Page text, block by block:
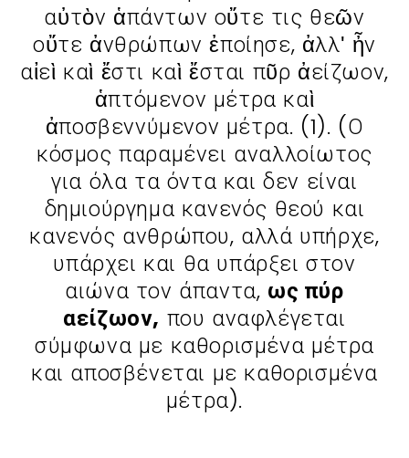
αὐτὸν ἁπάντων οὔτε τις θεῶν
οὔτε ἀνθρώπων ἐποίησε, ἀλλʹ ἦν
αἰεὶ καὶ ἔστι καὶ ἔσται πῦρ ἀείζωον,
ἁπτόμενον μέτρα καὶ
ἀποσβεννύμενον μέτρα. (1). (Ο
κόσμος παραμένει αναλλοίωτος
για όλα τα όντα και δεν είναι
δημιούργημα κανενός θεού και
κανενός ανθρώπου, αλλά υπήρχε,
υπάρχει και θα υπάρξει στον
αιώνα τον άπαντα, ως πύρ
αείζωον, που αναφλέγεται
σύμφωνα με καθορισμένα μέτρα
και αποσβένεται με καθορισμένα
μέτρα).